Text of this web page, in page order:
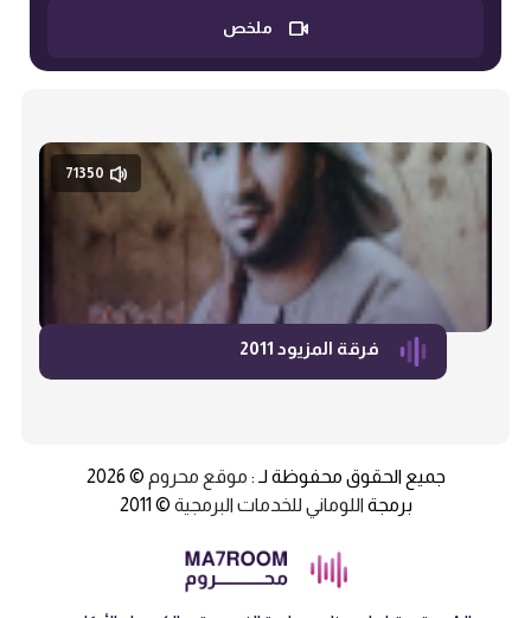
ملخص
71350
فرقة المزيود 2011
جميع الحقوق محفوظة لـ : موقع محروم © 2026
برمجة اللوماني للخدمات البرمجية © 2011